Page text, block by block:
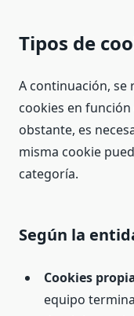
Tipos de
A continuación, se
cookies en
obstante, es
misma cookie
categoría.
Según la
Cookies
equipo
mejorar la
funcionalidad
y estructura
de la web, en
base a cómo
se usa la
web.